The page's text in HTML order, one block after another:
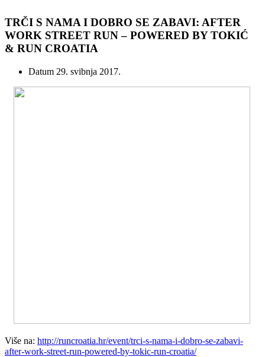
TRČI S NAMA I DOBRO SE ZABAVI: AFTER
WORK STREET RUN – POWERED BY TOKIĆ
& RUN CROATIA
Datum 29. svibnja 2017.
Više na: http://runcroatia.hr/event/trci-s-nama-i-dobro-se-zabavi-
after-work-street-run-powered-by-tokic-run-croatia/